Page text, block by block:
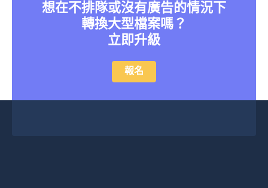
想在不排隊或沒有廣告的情況下
轉換大型檔案嗎？
立即升級
報名